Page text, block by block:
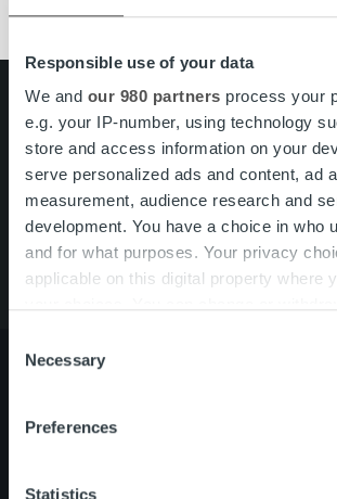
Responsible use of your data
We and our 980 partners process your
e.g. your IP-number, using technology
store and access information on your
serve personalized ads and content, ad
measurement, audience research and
development. You have a choice in who
and for what purposes. Your privacy
applicable on this digital property where
the Privacy trigger icon.
Find out more about how your personal
and set your preferences in the
We use cookies to personalise content
Selection
Necessary
Preferences
Statistics
Pikalinkit
Yhteystiedot
Ura Ropolla
Palvelut
Tietoa meistä
Search for:
Tietoa meistä